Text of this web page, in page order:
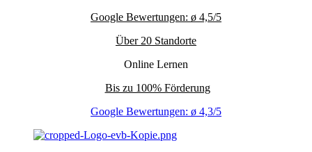
Google Bewertungen: ø 4,5/5
Über 20 Standorte
Online Lernen
Bis zu 100% Förderung
Google Bewertungen: ø 4,3/5